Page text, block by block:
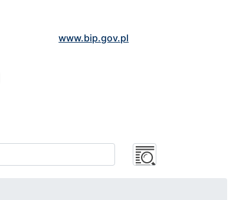
www.bip.gov.pl